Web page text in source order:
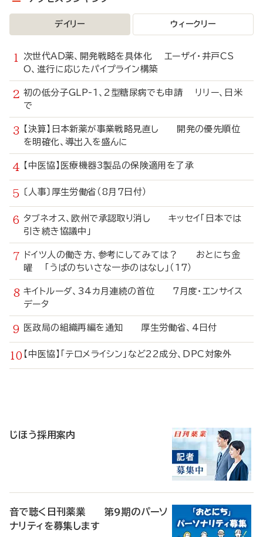
デイリー ウィークリー
次世代AD薬、開発戦略を具体化 エーザイ・井戸CS
O、進行に応じたパイプライン構築
初の低分子GLP-1、2型糖尿病でも申請 リリー、日米
で
【決算】日本新薬が事業戦略見直し 開発の優先順位
を明確化、導出入を盛んに
【中医協】医療機器3製品の保険適用を了承
〔人事〕厚生労働省（8月7日付）
タブネオス、欧州で承認取り消し キッセイ「日本では
引き続き協議中」
ドイツ人の働き方、参考にしてみては？ おとにち金
曜 「うぱのちいさな一歩のはなし」（17）
キイトルーダ、34カ月連続の首位 7月度・エンサイス
データ
医政局の組織再編を通知 厚生労働省、4日付
【中医協】「テロメライシン」など22成分、DPC対象外
じほう採用案内
音で聴く日刊薬業 第9期のパーソ
ナリティを募集します